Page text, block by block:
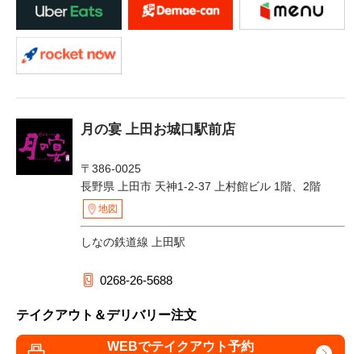
月の宴 上田お城口駅前店
〒386-0025
長野県 上田市 天神1-2-37 上村館ビル 1階、2階
地図
しなの鉄道線 上田駅
0268-26-5688
テイクアウト＆デリバリー注文
WEBでテイクアウト予約